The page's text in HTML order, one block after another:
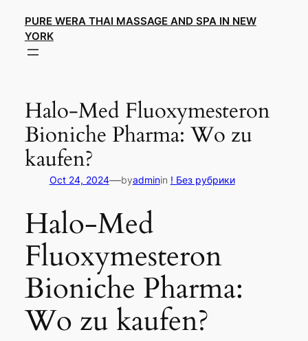
content
PURE WERA THAI MASSAGE AND SPA IN NEW
YORK
Halo-Med Fluoxymesteron
Bioniche Pharma: Wo zu
kaufen?
Oct 24, 2024—byadminin ! Без рубрики
Halo-Med
Fluoxymesteron
Bioniche Pharma:
Wo zu kaufen?